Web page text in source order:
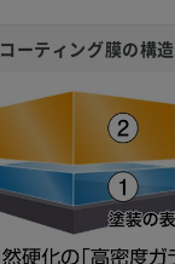
コーティング膜の構造